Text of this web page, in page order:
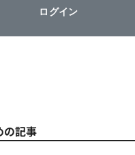
ログイン
の記事